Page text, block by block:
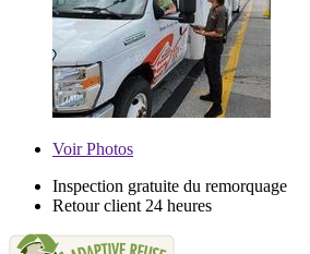
VoirPhotos
Inspection gratuite du remorquage
Retour client 24 heures